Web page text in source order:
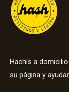
Hachís a
su página y